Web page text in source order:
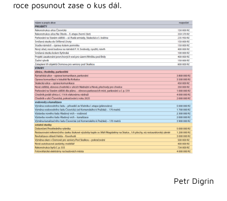
roce posunout zase o kus dál.
Petr Digrin